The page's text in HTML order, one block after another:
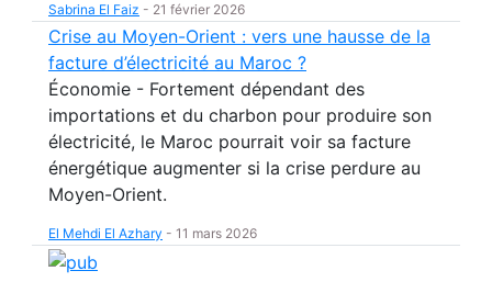
Sabrina El Faiz - 21 février 2026
Crise au Moyen-Orient : vers une hausse de la
facture d’électricité au Maroc ?
Économie - Fortement dépendant des
importations et du charbon pour produire son
électricité, le Maroc pourrait voir sa facture
énergétique augmenter si la crise perdure au
Moyen-Orient.
El Mehdi El Azhary - 11 mars 2026